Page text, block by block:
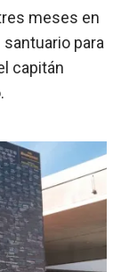
meses en
para
capitán